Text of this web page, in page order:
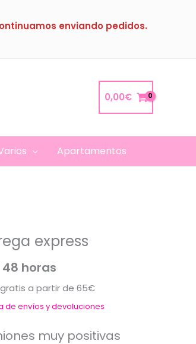
enviando pedidos.
0,00€
Apartamentos
express
horas
gratis a partir de 65€
de envíos y devoluciones
muy positivas